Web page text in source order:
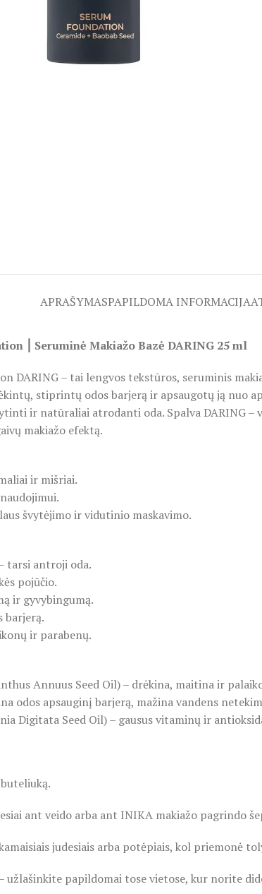
APRAŠYMASPAPILDOMA INFORMACIJA
⎮ Seruminė Makiažo Bazė DARING 25 ml
DARING – tai lengvos tekstūros, seruminis
stiprintų odos barjerą ir apsaugotų ją nuo
ir natūraliai atrodanti oda. Spalva DARING
makiažo efektą.
ir mišriai.
švytėjimo ir vidutinio maskavimo.
tarsi antroji oda.
pojūčio.
ir gyvybingumą.
barjerą.
ir parabenų.
Annuus Seed Oil) – drėkina, maitina ir
odos apsauginį barjerą, mažina vandens
Digitata Seed Oil) – gausus vitaminų ir
ant veido arba ant INIKA makiažo pagrindo
judesiais arba potėpiais, kol priemonė
užlašinkite papildomai tose vietose, kur norite